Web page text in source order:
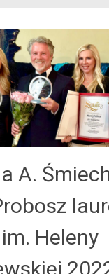
A.
Heleny